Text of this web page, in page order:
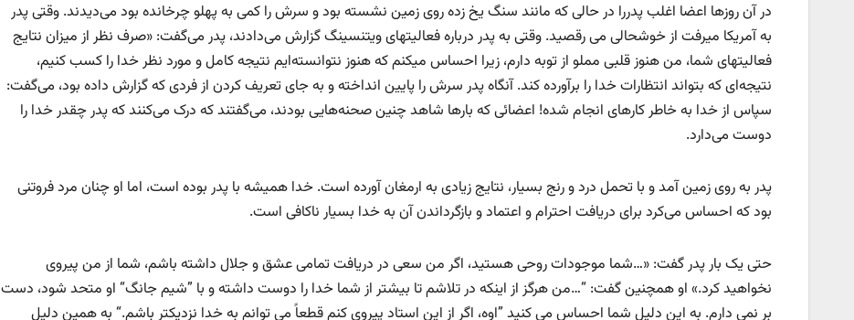
در آن روزها اعضا اغلب پدررا در حالی که مانند سنگ یخ زده روی زمین نشسته بود و سرش را کمی به پهلو چرخانده بود می‌دیدند. وقتی پدر
به آمریکا میرفت از خوشحالی می رقصید. وقتی به پدر درباره فعالیتهای ویتنسینگ گزارش می‌دادند، پدر می‌گفت: «صرف نظر از میزان نتایج
فعالیتهای شما، من هنوز قلبی مملو از توبه دارم، زیرا احساس میکنم که هنوز نتوانسته‌ایم نتیجه کامل و مورد نظر خدا را کسب کنیم،
نتیجه‌ای که بتواند انتظارات خدا را برآورده کند. آنگاه پدر سرش را پایین انداخته و به جای تعریف کردن از فردی که گزارش داده بود، می‌گفت:
سپاس از خدا به خاطر کارهای انجام شده! اعضائی که بارها شاهد چنین صحنه‌هایی بودند، می‌گفتند که درک می‌کنند که پدر چقدر خدا را
دوست می‌دارد.
پدر به روی زمین آمد و با تحمل درد و رنج بسیار، نتایج زیادی به ارمغان آورده است. خدا همیشه با پدر بوده است، اما او چنان مرد فروتنی
بود که احساس می‌کرد برای دریافت احترام و اعتماد و بازگرداندن آن به خدا بسیار ناکافی است.
حتی یک بار پدر گفت: «…شما موجودات روحی هستید، اگر من سعی در دریافت تمامی عشق و جلال داشته باشم، شما از من پیروی
نخواهید کرد.» او همچنین گفت: “…من هرگز از اینکه در تلاشم تا بیشتر از شما خدا را دوست داشته و با ”شیم جانگ“ او متحد شود، دست
بر نمی دارم. به این دلیل شما احساس می کنید ”اوه، اگر از این استاد پیروی کنم قطعاً می توانم به خدا نزدیکتر باشم.“ به همین دلیل